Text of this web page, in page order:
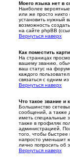
Моего языка нет в
Наиболее
или же просто
установить нужный
возможность
на сайте phpBB
Вернуться наверх
Как поместить
На страницах
вашему званию,
ваш статус на
каждого
связаться с одним
Вернуться наверх
Что такое звание и
Большинство
сообщений, а также
иметь специальные
также в профилях
администрацией.
того, чтобы
напросто уменьшит
лично попросить об
Вернуться наверх